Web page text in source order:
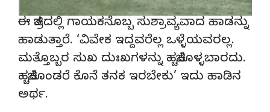
ಈ ಚಿತ್ರದಲ್ಲಿ ಗಾಯಕನೊಬ್ಬ ಸುಶ್ರಾವ್ಯವಾದ ಹಾಡನ್ನು
ಹಾಡುತ್ತಾರೆ. ‘ವಿವೇಕ ಇದ್ದವರೆಲ್ಲ ಒಳ್ಳೆಯವರಲ್ಲ.
ಮತ್ತೊಬ್ಬರ ಸುಖ ದುಃಖಗಳನ್ನು ಹಚ್ಚಿಕೊಳ್ಳಬಾರದು.
ಹಚ್ಚಿಕೊಂಡರೆ ಕೊನೆ ತನಕ ಇರಬೇಕು’ ಇದು ಹಾಡಿನ‌
ಅರ್ಥ.